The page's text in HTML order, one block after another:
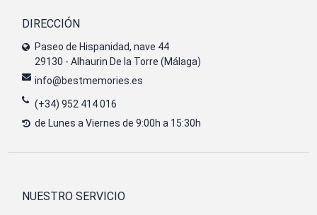
DIRECCIÓN
Paseo de Hispanidad, nave 44
29130 - Alhaurin De la Torre (Málaga)
info@bestmemories.es
(+34) 952 414 016
de Lunes a Viernes de 9:00h a 15:30h
NUESTRO SERVICIO